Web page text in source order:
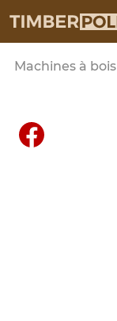
Machines à